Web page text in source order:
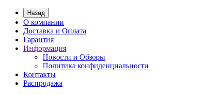
Назад
О компании
Доставка и Оплата
Гарантия
Информация
Новости и Обзоры
Политика конфиденциальности
Контакты
Распродажа